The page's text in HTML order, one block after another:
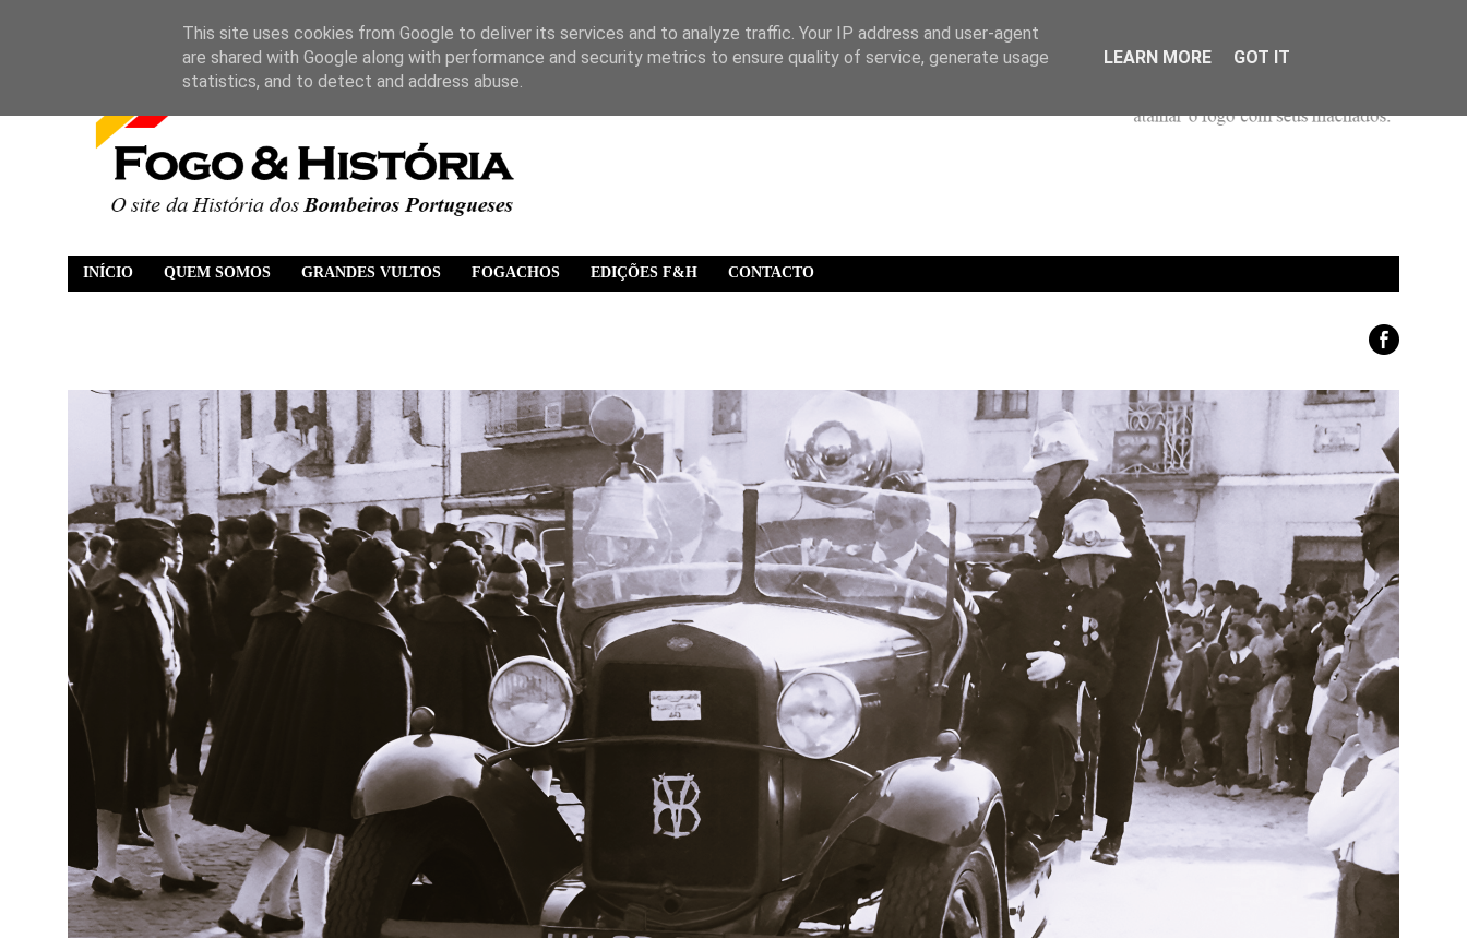
INÍCIO QUEM SOMOS GRANDES VULTOS FOGACHOS EDIÇÕES F&H CONTACTO
This site uses cookies from Google to deliver its services and to analyze traffic. Your IP address and user-agent
are shared with Google along with performance and security metrics to ensure quality of service, generate usage
statistics, and to detect and address abuse.
LEARN MORE GOT IT